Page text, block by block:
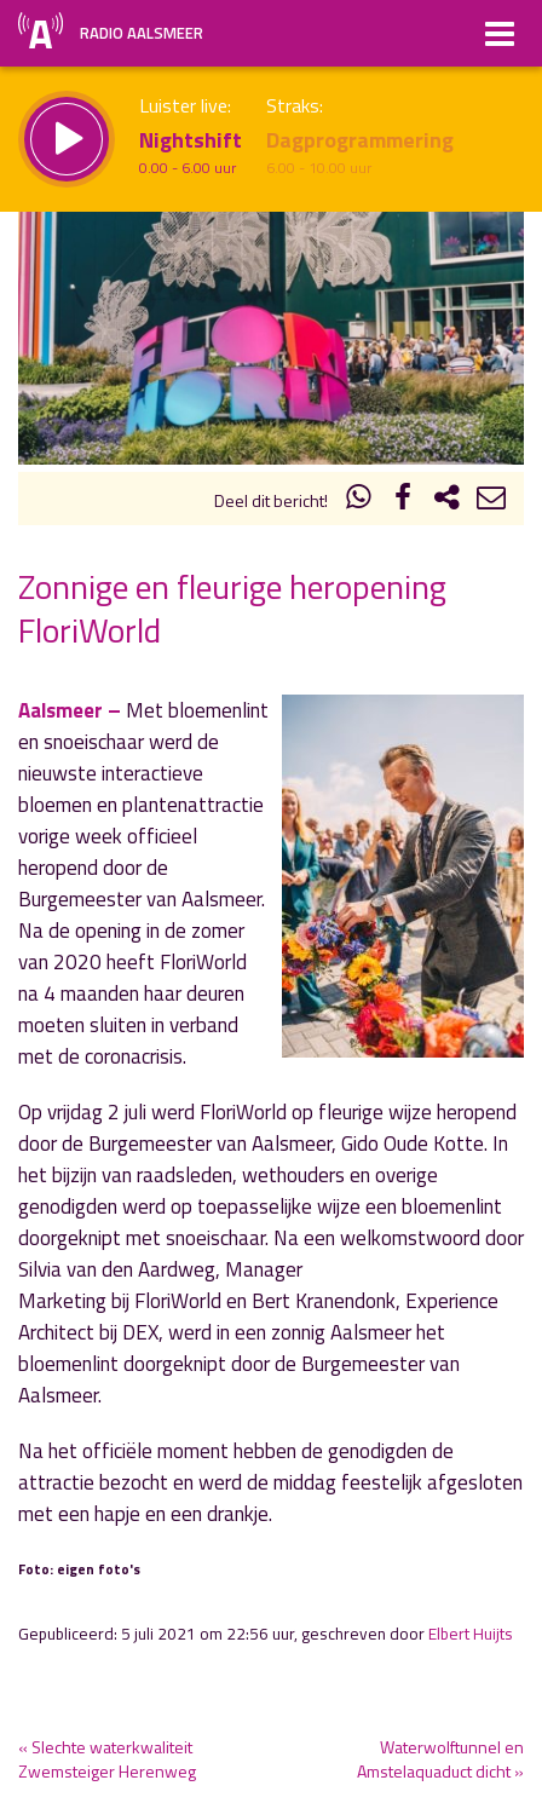
RADIO AALSMEER
Luister live:
Nightshift
0.00 - 6.00 uur
Straks:
Dagprogrammering
6.00 - 10.00 uur
Vorig uur uur 1 van x Volgend uur
Inklappen
Deel dit bericht!
« Vorig nieuwsbericht
Slechte waterkwaliteit Zwemsteiger Herenweg
1 juli 2021
» Volgend nieuwsbericht
6 juli 2021
Zonnige en fleurige heropening
FloriWorld
Aalsmeer – Met bloemenlint
en snoeischaar werd de
nieuwste interactieve
bloemen en plantenattractie
vorige week officieel
heropend door de
Burgemeester van Aalsmeer.
Na de opening in de zomer
van 2020 heeft FloriWorld
na 4 maanden haar deuren
moeten sluiten in verband
met de coronacrisis.
Op vrijdag 2 juli werd FloriWorld op fleurige wijze heropend
door de Burgemeester van Aalsmeer, Gido Oude Kotte. In
het bijzijn van raadsleden, wethouders en overige
genodigden werd op toepasselijke wijze een bloemenlint
doorgeknipt met snoeischaar. Na een welkomstwoord door
Silvia van den Aardweg, Manager
Marketing bij FloriWorld en Bert Kranendonk, Experience
Architect bij DEX, werd in een zonnig Aalsmeer het
bloemenlint doorgeknipt door de Burgemeester van
Aalsmeer.
Na het officiële moment hebben de genodigden de
attractie bezocht en werd de middag feestelijk afgesloten
met een hapje en een drankje.
Foto: eigen foto's
Gepubliceerd: 5 juli 2021 om 22:56 uur, geschreven doorElbert Huijts
« Slechte waterkwaliteit
Zwemsteiger Herenweg
Waterwolftunnel en
Amstelaquaduct dicht »